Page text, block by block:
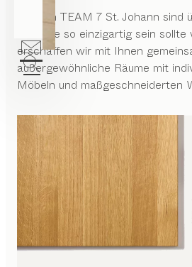
Wir von TEAM 7 St. Johann sind
Zuhause so einzigartig sein
erschaffen wir mit Ihnen
außergewöhnliche Räume mit
Möbeln und maßgeschneiderten